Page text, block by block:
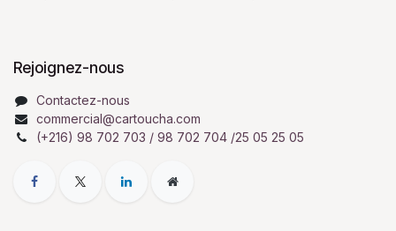
Rejoignez-nous
Contactez-nous
commercial@cartoucha.com
(+216) 98 702 703 / 98 702 704 /25 05 25 05